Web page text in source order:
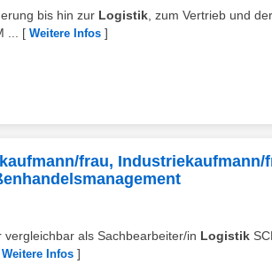
bis hin zur Logistik , zum Vertrieb und der
[ Weitere Infos ]
frau, Industriekaufmann/
als Sachbearbeiter/in Logistik
Weitere Infos ]